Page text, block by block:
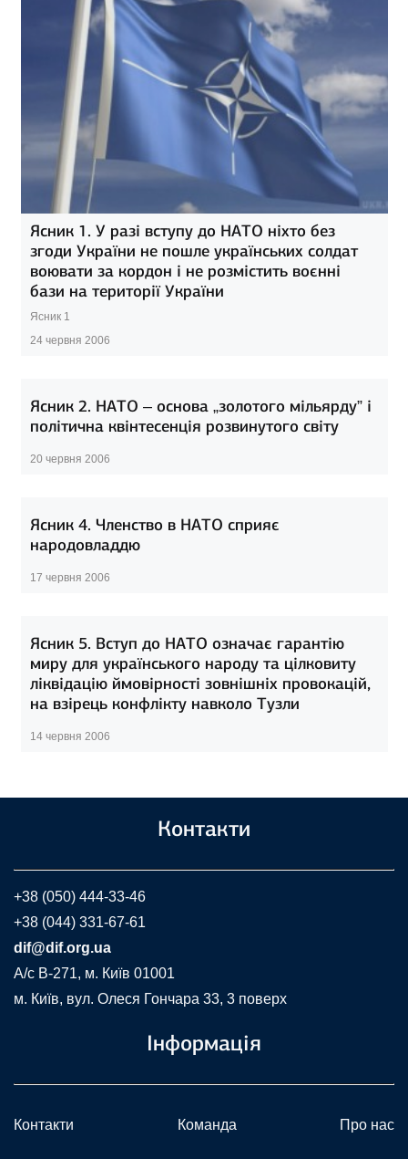
Ясник 1. У разі вступу до НАТО ніхто без
згоди України не пошле українських солдат
воювати за кордон і не розмістить воєнні
бази на території України
Ясник 1
24 червня 2006
Ясник 2. НАТО – основа „золотого мільярду” і
політична квінтесенція розвинутого світу
20 червня 2006
Ясник 4. Членство в НАТО сприяє
народовладдю
17 червня 2006
Ясник 5. Вступ до НАТО означає гарантію
миру для українського народу та цілковиту
ліквідацію ймовірності зовнішніх провокацій,
на взірець конфлікту навколо Тузли
14 червня 2006
Контакти
+38 (050) 444-33-46
+38 (044) 331-67-61
dif@dif.org.ua
A/c В-271, м. Київ 01001
м. Київ, вул. Олеся Гончара 33, 3 поверх
Інформація
Контакти Команда Про нас